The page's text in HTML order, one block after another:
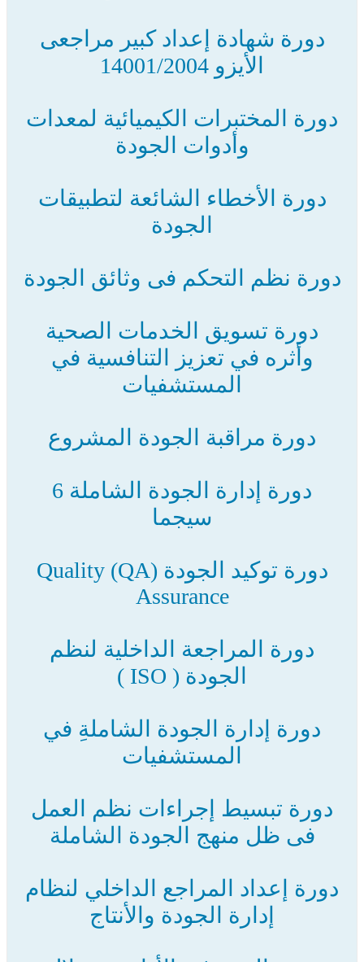
دورة شهادة إعداد كبير مراجعى
الأيزو 14001/2004
دورة المختبرات الكيميائية لمعدات
وأدوات الجودة
دورة الأخطاء الشائعة لتطبيقات
الجودة
دورة نظم التحكم فى وثائق الجودة
دورة تسويق الخدمات الصحية
وأثره في تعزيز التنافسية في
المستشفيات
دورة مراقبة الجودة المشروع
دورة إدارة الجودة الشاملة 6
سيجما
دورة توكيد الجودة (QA) Quality
Assurance
دورة المراجعة الداخلية لنظم
الجودة ( ISO )‏
دورة إدارة الجودة الشاملةِ في
المستشفيات
دورة تبسيط إجراءات نظم العمل
فى ظل منهج الجودة الشاملة
دورة إعداد المراجع الداخلي لنظام
إدارة الجودة والأنتاج